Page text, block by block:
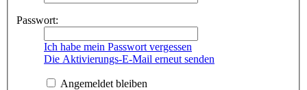
Passwort:
Ich habe mein Passwort vergessen
Die Aktivierungs-E-Mail erneut senden
Angemeldet bleiben